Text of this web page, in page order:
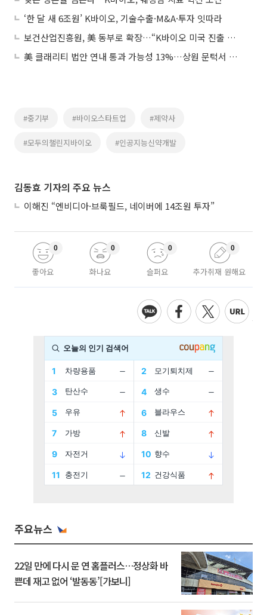
‘한 달 새 6조원’ K바이오, 기술수출·M&A·투자 잇따라
보건산업진흥원, 美 동부로 확장…“K바이오 미국 진출 전방위 지원”
美 클래리티 법안 연내 통과 가능성 13%…상원 문턱서 제동
#중기부 #바이오스타트업 #제약사
#모두의챌린지바이오 #인공지능신약개발
김동효 기자의 주요 뉴스
이해진 “엔비디아·브룩필드, 네이버에 14조원 투자”
좋아요
0
화나요
0
슬퍼요
0
추가취재 원해요
0
주요뉴스
22일 만에 다시 문 연 홈플러스…정상화 바
쁜데 재고 없어 ‘발동동’[가보니]